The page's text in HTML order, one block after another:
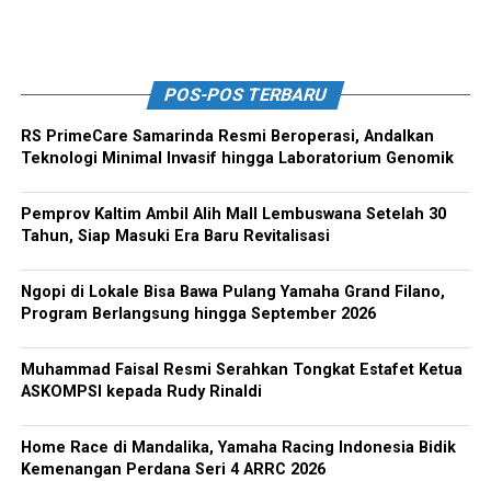
POS-POS TERBARU
RS PrimeCare Samarinda Resmi Beroperasi, Andalkan
Teknologi Minimal Invasif hingga Laboratorium Genomik
Pemprov Kaltim Ambil Alih Mall Lembuswana Setelah 30
Tahun, Siap Masuki Era Baru Revitalisasi
Ngopi di Lokale Bisa Bawa Pulang Yamaha Grand Filano,
Program Berlangsung hingga September 2026
Muhammad Faisal Resmi Serahkan Tongkat Estafet Ketua
ASKOMPSI kepada Rudy Rinaldi
Home Race di Mandalika, Yamaha Racing Indonesia Bidik
Kemenangan Perdana Seri 4 ARRC 2026